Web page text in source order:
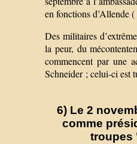
en fonctions d’Allende
Des militaires
la peur, du
commencent par une
Schneider ; celui-ci est
6) Le 2
comme
troupes